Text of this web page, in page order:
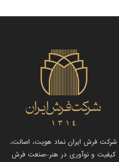
شرکت فرش ایران نماد هویت، اصالت،
کیفیت و نوآوری در هنر-صنعت فرش